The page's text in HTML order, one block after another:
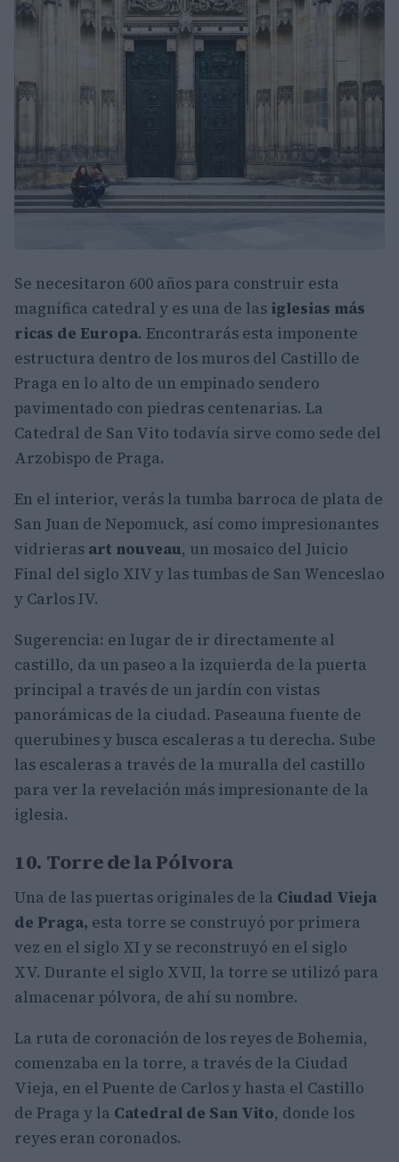
Se necesitaron 600 años para construir esta
magnífica catedral y es una de las iglesias más
ricas de Europa. Encontrarás esta imponente
estructura dentro de los muros del Castillo de
Praga en lo alto de un empinado sendero
pavimentado con piedras centenarias. La
Catedral de San Vito todavía sirve como sede del
Arzobispo de Praga.
En el interior, verás la tumba barroca de plata de
San Juan de Nepomuck, así como impresionantes
vidrieras art nouveau, un mosaico del Juicio
Final del siglo XIV y las tumbas de San Wenceslao
y Carlos IV.
Sugerencia: en lugar de ir directamente al
castillo, da un paseo a la izquierda de la puerta
principal a través de un jardín con vistas
panorámicas de la ciudad. Paseauna fuente de
querubines y busca escaleras a tu derecha. Sube
las escaleras a través de la muralla del castillo
para ver la revelación más impresionante de la
iglesia.
10. Torre de la Pólvora
Una de las puertas originales de la Ciudad Vieja
de Praga, esta torre se construyó por primera
vez en el siglo XI y se reconstruyó en el siglo
XV. Durante el siglo XVII, la torre se utilizó para
almacenar pólvora, de ahí su nombre.
La ruta de coronación de los reyes de Bohemia,
comenzaba en la torre, a través de la Ciudad
Vieja, en el Puente de Carlos y hasta el Castillo
de Praga y la Catedral de San Vito, donde los
reyes eran coronados.